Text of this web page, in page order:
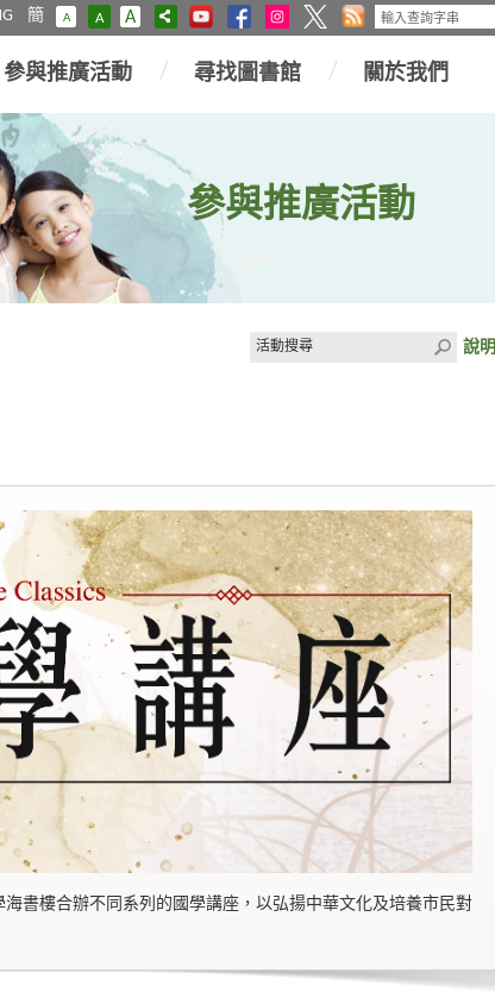
簡 A A A
參與推廣活動 尋找圖書館 關於我們
參與推廣活動
說明
書樓合辦不同系列的國學講座，以弘揚中華文化及培養市民對